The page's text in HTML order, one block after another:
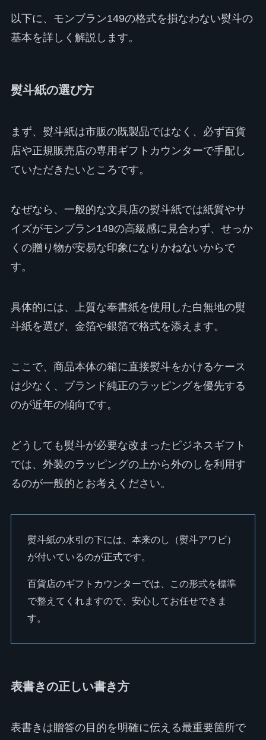
以下に、モンブラン149の格式を損なわない熨斗の
基本を詳しく解説します。
熨斗紙の選び方
まず、熨斗紙は市販の既製品ではなく、必ず百貨
店や正規販売店の専用ギフトカウンターで手配し
ていただきたいところです。
なぜなら、一般的な文具店の熨斗紙では紙質やサ
イズがモンブラン149の高級感に見合わず、せっか
くの贈り物が安易な印象になりかねないからで
す。
具体的には、上質な奉書紙を使用した白無地の熨
斗紙を選び、金箔や銀箔で格式を添えます。
ここで、商品本体の箱に直接熨斗をかけるケース
は少なく、ブランド純正のラッピングを優先する
のが近年の傾向です。
どうしても熨斗が必要な改まったビジネスギフト
では、外装のラッピングの上から外のしを利用す
るのが一般的とお考えください。
熨斗紙の水引の下には、本来のし（熨斗アワビ）
が付いているのが正式です。
百貨店のギフトカウンターでは、この形式を標準
で整えてくれますので、安心してお任せできま
す。
表書きの正しい書き方
表書きは贈答の目的を明確に伝える最重要箇所で